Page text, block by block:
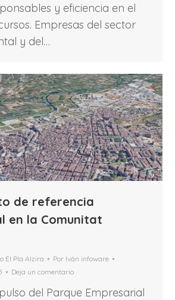
y eficiencia en el
Empresas del sector
y del…
de referencia
en la Comunitat
El Pla Alzira Por Iván infoware
Deja un comentario
del Parque Empresarial